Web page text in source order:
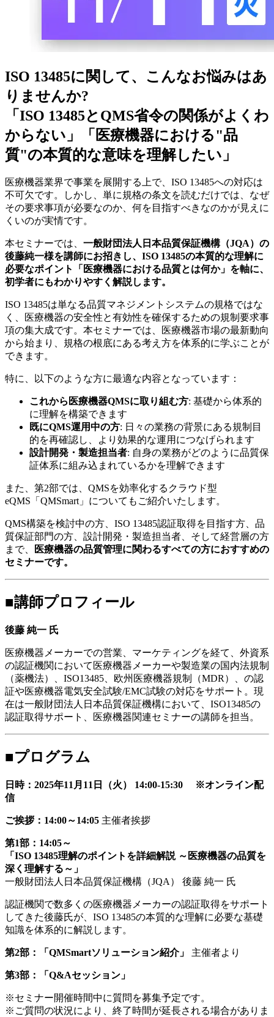
ISO 13485に関して、こんなお悩みはあ
りませんか?
「 ISO 13485とQMS省令の関係がよくわ
からない 」「 医療機器における"品
質"の本質的な意味を理解したい 」
医療機器業界で事業を展開する上で、ISO 13485への対応は
不可欠です。しかし、単に規格の条文を読むだけでは、なぜ
その要求事項が必要なのか、何を目指すべきなのかが見えに
くいのが実情です。
本セミナーでは、 一般財団法人日本品質保証機構（JQA）の
後藤純一様を講師にお招きし、ISO 13485の本質的な理解に
必要なポイント「医療機器における品質とは何か」を軸に、
初学者にもわかりやすく解説します。
ISO 13485は単なる品質マネジメントシステムの規格ではな
く、医療機器の安全性と有効性を確保するための規制要求事
項の集大成です。本セミナーでは、医療機器市場の最新動向
から始まり、規格の根底にある考え方を体系的に学ぶことが
できます。
特に、以下のような方に最適な内容となっています：
これから医療機器QMSに取り組む方: 基礎から体系的
に理解を構築できます
既にQMS運用中の方: 日々の業務の背景にある規制目
的を再確認し、より効果的な運用につなげられます
設計開発・製造担当者: 自身の業務がどのように品質保
証体系に組み込まれているかを理解できます
また、第2部では、QMSを効率化するクラウド型
eQMS「QMSmart」についてもご紹介いたします。
QMS構築を検討中の方、ISO 13485認証取得を目指す方、品
質保証部門の方、設計開発・製造担当者、そして経営層の方
まで、
医療機器の品質管理に関わるすべての方におすすめの
セミナーです。
■講師プロフィール
後藤 純一 氏
医療機器メーカーでの営業、マーケティングを経て、外資系
の認証機関において医療機器メーカーや製造業の国内法規制
（薬機法）、ISO13485、欧州医療機器規制（MDR）、の認
証や医療機器電気安全試験/EMC試験の対応をサポート。現
在は一般財団法人日本品質保証機構において、ISO13485の
認証取得サポート、医療機器関連セミナーの講師を担当。
■プログラム
日時：2025年11月11日（火） 14:00-15:30 ※オンライン配
信
ご挨拶：14:00～14:05 主催者挨拶
第1部：14:05～
「ISO 13485理解のポイントを詳細解説 ～医療機器の品質を
深く理解する～」
一般財団法人日本品質保証機構（JQA） 後藤 純一 氏
認証機関で数多くの医療機器メーカーの認証取得をサポート
してきた後藤氏が、ISO 13485の本質的な理解に必要な基礎
知識を体系的に解説します。
第2部：「QMSmartソリューション紹介」 主催者より
第3部：「Q&Aセッション」
※セミナー開催時間中に質問を募集予定です。
※ご質問の状況により、終了時間が延長される場合がありま